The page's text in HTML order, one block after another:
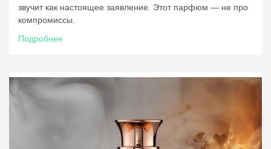
звучит как настоящее заявление. Этот парфюм — не про
компромиссы.
Подробнее